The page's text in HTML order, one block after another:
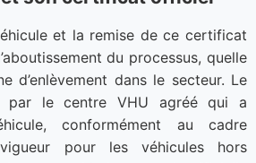
et la remise de ce certificat
du processus, quelle
d’enlèvement dans le secteur. Le
par le centre VHU agréé qui a
conformément au cadre
pour les véhicules hors